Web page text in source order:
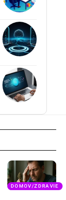
DOMOV/ZDRAVIE